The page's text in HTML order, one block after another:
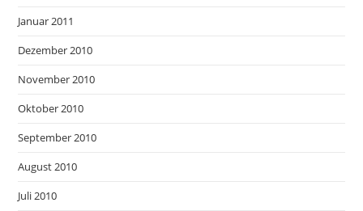
Januar 2011
Dezember 2010
November 2010
Oktober 2010
September 2010
August 2010
Juli 2010